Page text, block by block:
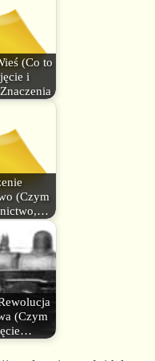
(Co to
i
(Czym
(Czym